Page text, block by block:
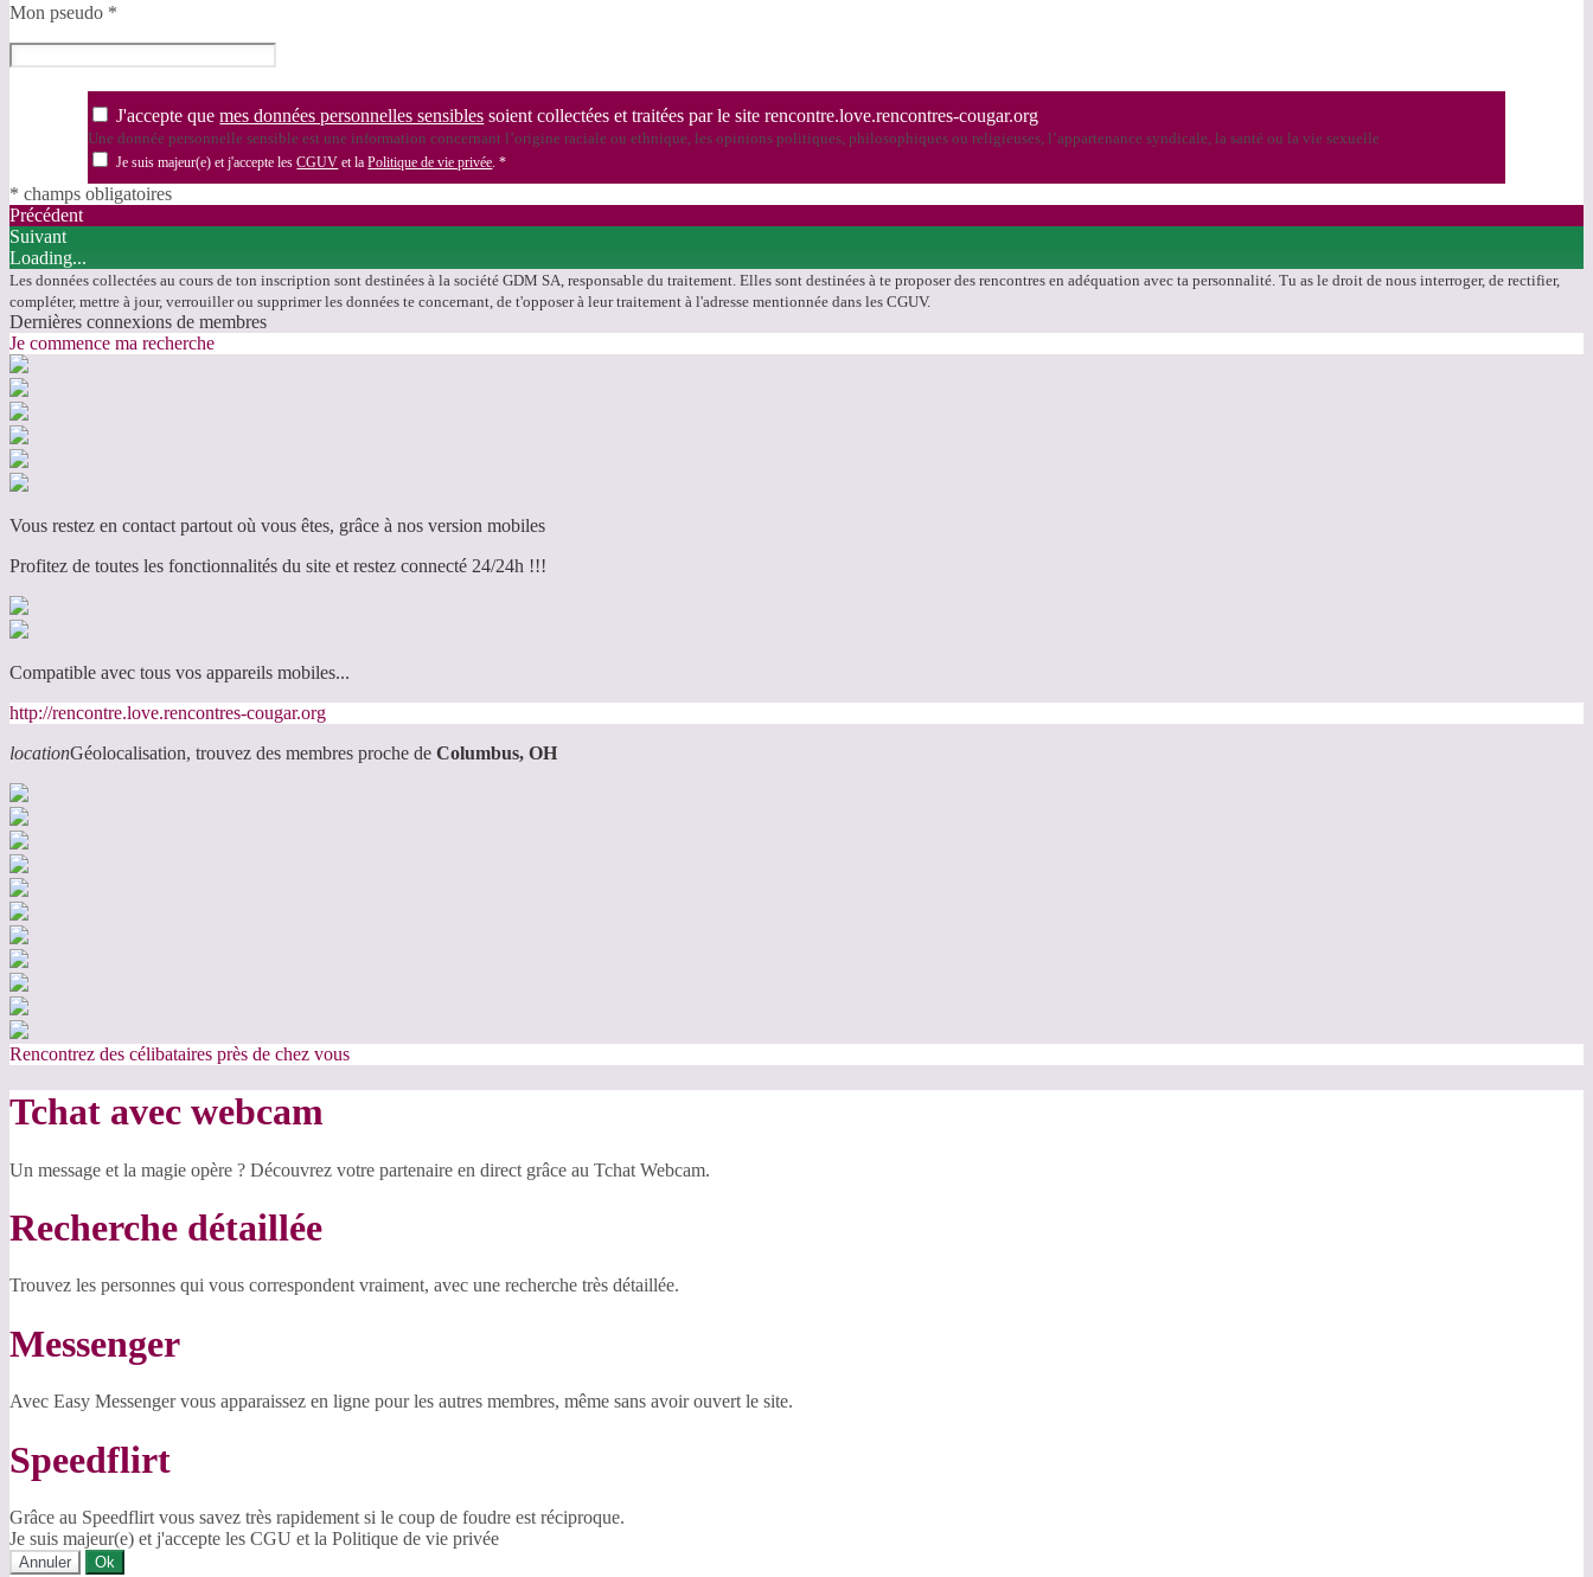
Mon pseudo *
J'accepte quemes données personnelles sensibles soient collectées et traitées par le site rencontre.love.rencontres-cougar.org
Une donnée personnelle sensible est une information concernant l’origine raciale ou ethnique, les opinions politiques, philosophiques ou religieuses, l’appartenance syndicale, la santé ou la vie sexuelle
Je suis majeur(e) et j'accepte lesCGUV et laPolitique de vie privée .*
* champs obligatoires
Précédent
Suivant
Loading...
Les données collectées au cours de ton inscription sont destinées à la société GDM SA, responsable du traitement. Elles sont destinées à te proposer des rencontres en adéquation avec ta personnalité. Tu as le droit de nous interroger, de rectifier,
compléter, mettre à jour, verrouiller ou supprimer les données te concernant, de t'opposer à leur traitement à l'adresse mentionnée dans les CGUV.
Dernières connexions de membres
Je commence ma recherche
Vous restez en contact partout où vous êtes, grâce à nos version mobiles
Profitez de toutes les fonctionnalités du site et restez connecté 24/24h !!!
Compatible avec tous vos appareils mobiles...
http://rencontre.love.rencontres-cougar.org
locationGéolocalisation, trouvez des membres proche de Columbus, OH
Rencontrez des célibataires près de chez vous
Tchat avec webcam
Un message et la magie opère ? Découvrez votre partenaire en direct grâce au Tchat Webcam.
Recherche détaillée
Trouvez les personnes qui vous correspondent vraiment, avec une recherche très détaillée.
Messenger
Avec Easy Messenger vous apparaissez en ligne pour les autres membres, même sans avoir ouvert le site.
Speedflirt
Grâce au Speedflirt vous savez très rapidement si le coup de foudre est réciproque.
Je suis majeur(e) et j'accepte les CGU et la Politique de vie privée
Annuler Ok